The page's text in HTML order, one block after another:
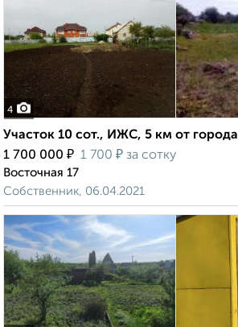
4
Участок 10 сот., ИЖС, 5 км от города
1 700 000 ₽ 1 700 ₽ за сотку
Восточная 17
Собственник, 06.04.2021